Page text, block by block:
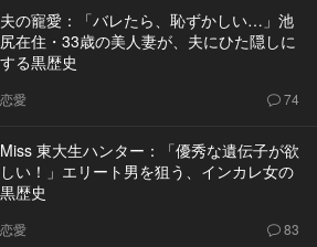
夫の寵愛：「バレたら、恥ずかしい…」池
尻在住・33歳の美人妻が、夫にひた隠しに
する黒歴史
恋愛 74
Miss 東大生ハンター：「優秀な遺伝子が欲
しい！」エリート男を狙う、インカレ女の
黒歴史
恋愛 83